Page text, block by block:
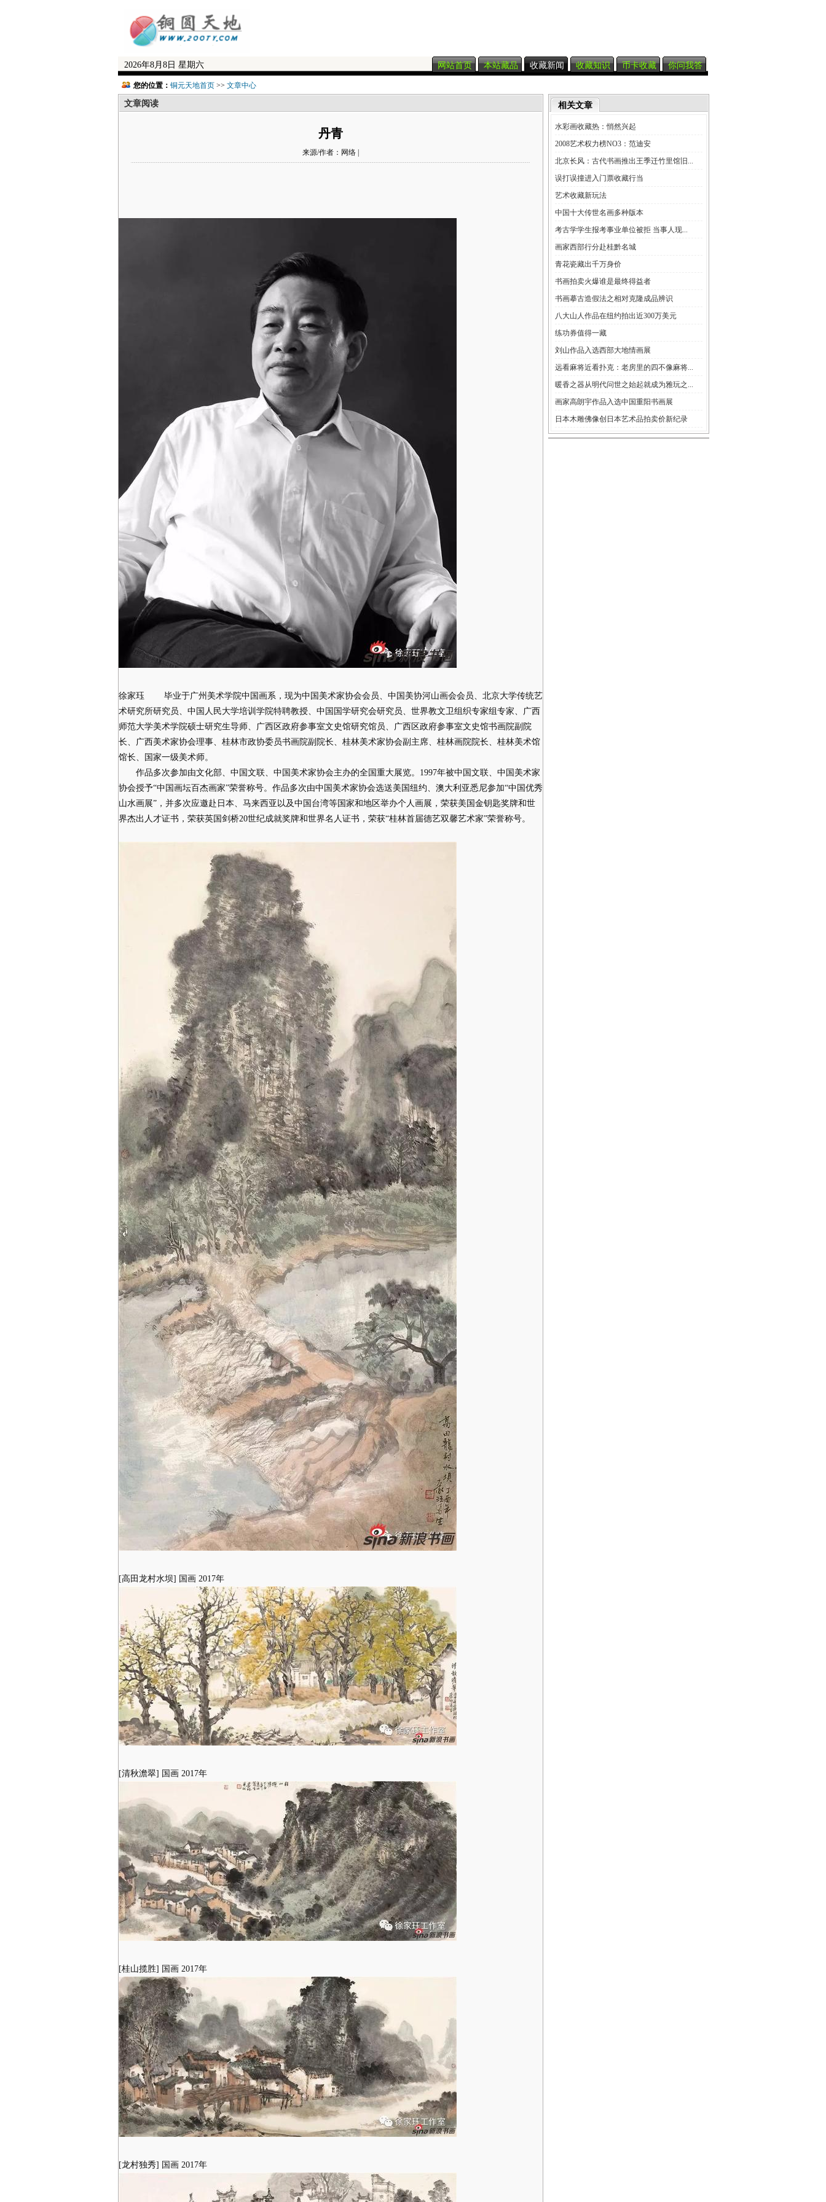
2026年8月8日 星期六 网站首页 本站藏品 收藏新闻 收藏知识 币卡收藏 你问我答
您的位置： 铜元天地首页 >> 文章中心
文章阅读
丹青
来源/作者：网络 |
徐家珏 毕业于广州美术学院中国画系，现为中国美术家协会会员、中国美协河山画会会员、北京大学传统艺
术研究所研究员、中国人民大学培训学院特聘教授、中国国学研究会研究员、世界教文卫组织专家组专家、广西
师范大学美术学院硕士研究生导师、广西区政府参事室文史馆研究馆员、广西区政府参事室文史馆书画院副院
长、广西美术家协会理事、桂林市政协委员书画院副院长、桂林美术家协会副主席、桂林画院院长、桂林美术馆
馆长、国家一级美术师。
作品多次参加由文化部、中国文联、中国美术家协会主办的全国重大展览。1997年被中国文联、中国美术家
协会授予“中国画坛百杰画家”荣誉称号。作品多次由中国美术家协会选送美国纽约、澳大利亚悉尼参加“中国优秀
山水画展”，并多次应邀赴日本、马来西亚以及中国台湾等国家和地区举办个人画展，荣获美国金钥匙奖牌和世
界杰出人才证书，荣获英国剑桥20世纪成就奖牌和世界名人证书，荣获“桂林首届德艺双馨艺术家”荣誉称号。
[高田龙村水坝] 国画 2017年
[清秋澹翠] 国画 2017年
[桂山揽胜] 国画 2017年
[龙村独秀] 国画 2017年
相关文章
水彩画收藏热：悄然兴起
2008艺术权力榜NO3：范迪安
北京长风：古代书画推出王季迁竹里馆旧...
误打误撞进入门票收藏行当
艺术收藏新玩法
中国十大传世名画多种版本
考古学学生报考事业单位被拒 当事人现...
画家西部行分赴桂黔名城
青花瓷藏出千万身价
书画拍卖火爆谁是最终得益者
书画摹古造假法之相对克隆成品辨识
八大山人作品在纽约拍出近300万美元
练功券值得一藏
刘山作品入选西部大地情画展
远看麻将近看扑克：老房里的四不像麻将...
暖香之器从明代问世之始起就成为雅玩之...
画家高朗宇作品入选中国重阳书画展
日本木雕佛像创日本艺术品拍卖价新纪录